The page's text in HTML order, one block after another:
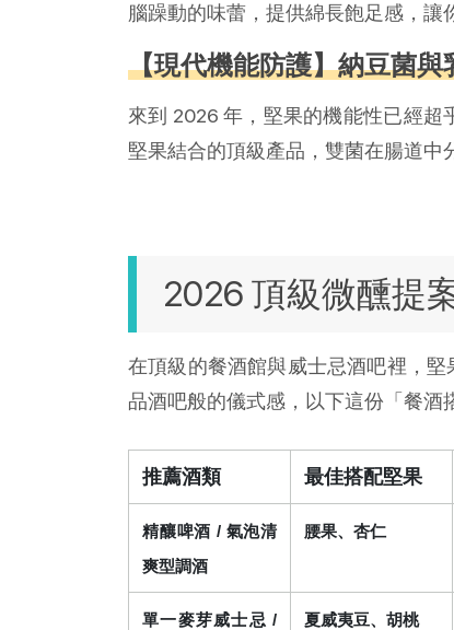
腦躁動的味蕾，提供綿長飽足感，讓
【現代機能防護】納豆菌與
來到 2026 年，堅果的機能性已經
堅果結合的頂級產品，雙菌在腸道中
2026 頂級微醺提
在頂級的餐酒館與威士忌酒吧裡，
品酒吧般的儀式感，以下這份「餐酒
推薦酒類 最佳搭配堅果
精釀啤酒 / 氣泡清
爽型調酒
腰果、杏仁
單一麥芽威士忌 /
夏威夷豆、胡桃